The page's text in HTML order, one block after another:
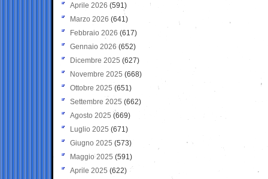
Aprile 2026 (591)
Marzo 2026 (641)
Febbraio 2026 (617)
Gennaio 2026 (652)
Dicembre 2025 (627)
Novembre 2025 (668)
Ottobre 2025 (651)
Settembre 2025 (662)
Agosto 2025 (669)
Luglio 2025 (671)
Giugno 2025 (573)
Maggio 2025 (591)
Aprile 2025 (622)